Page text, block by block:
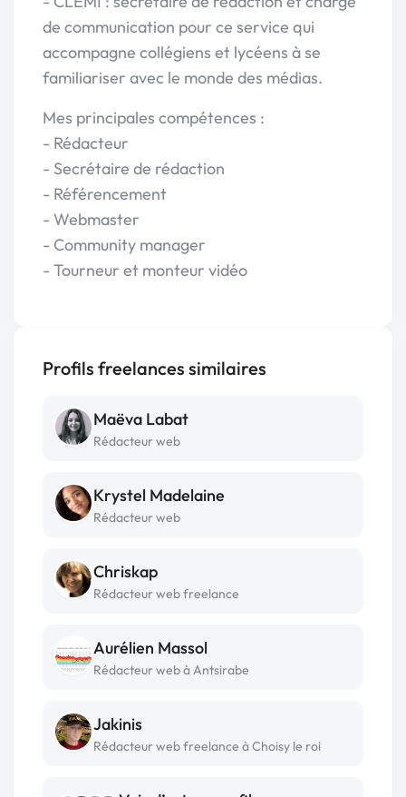
de communication pour ce service qui
accompagne collégiens et lycéens à se
familiariser avec le monde des médias.
Mes principales compétences :
- Rédacteur
- Secrétaire de rédaction
- Référencement
- Webmaster
- Community manager
- Tourneur et monteur vidéo
Profils freelances similaires
Maëva Labat
Rédacteur web
Krystel Madelaine
Rédacteur web
Chriskap
Rédacteur web freelance
Aurélien Massol
Rédacteur web à Antsirabe
Jakinis
Rédacteur web freelance à Choisy le roi